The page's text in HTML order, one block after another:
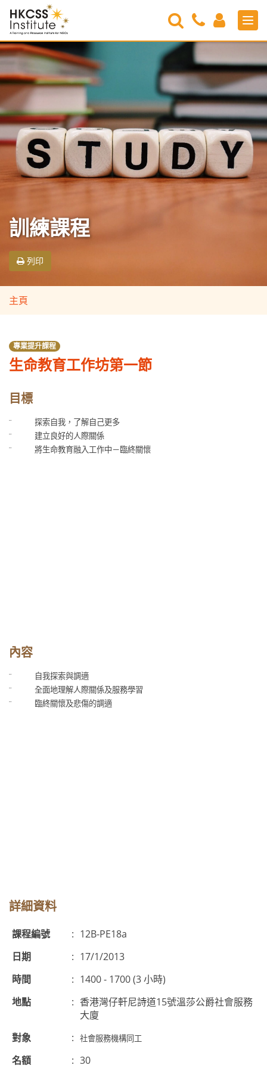
HKCSS
Institute
Search
Contact
Us
Login
訓練課程
列印
主頁
專業提升課程
生命教育工作坊第一節
目標
¨
探索自我，了解自己更多
¨
建立良好的人際關係
¨
將生命教育融入工作中－臨終關懷
內容
¨
自我探索與調適
¨
全面地理解人際關係及服務學習
¨
臨終關懷及悲傷的調適
詳細資料
課程編號 : 12B-PE18a
日期
: 17/1/2013
時間
: 1400 - 1700 (3 小時)
地點
: 香港灣仔軒尼詩道15號溫莎公爵社會服務
大廈
對象
: 社會服務機構同工
名額 : 30